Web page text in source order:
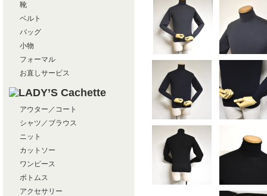
靴
ベルト
バッグ
小物
フォーマル
お直しサービス
アウター／コート
シャツ／ブラウス
ニット
カットソー
ワンピース
ボトムス
アクセサリー